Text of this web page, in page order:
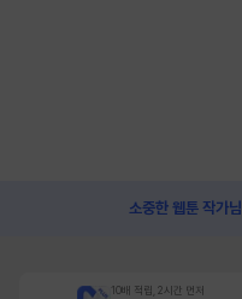
소중한 웹툰 작가님
10배 적립, 2시간 먼저